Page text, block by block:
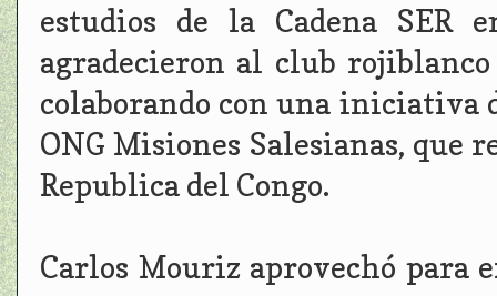
estudios de la Cadena SER
agradecieron al club
colaborando con una iniciativa
ONG Misiones Salesianas,
Republica del Congo.
Carlos Mouriz aprovechó para